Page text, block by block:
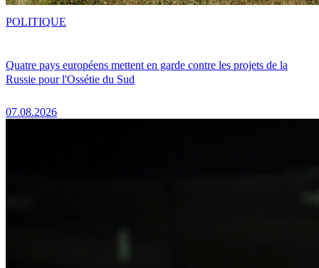
Quatre pays européens mettent en garde contre les projets de la
Russie pour l'Ossétie du Sud
07.08.2026
POLITIQUE